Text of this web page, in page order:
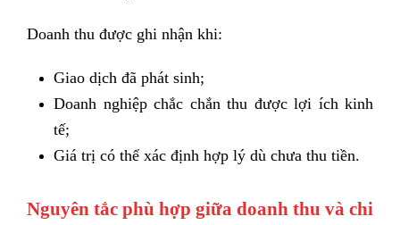
Doanh thu được ghi nhận khi:
Giao dịch đã phát sinh;
Doanh nghiệp chắc chắn thu được lợi ích kinh
tế;
Giá trị có thể xác định hợp lý dù chưa thu tiền.
Nguyên tắc phù hợp giữa doanh thu và chi